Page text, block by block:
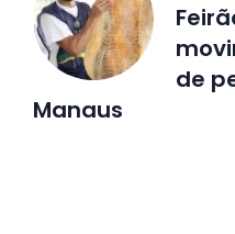
de
Manaus